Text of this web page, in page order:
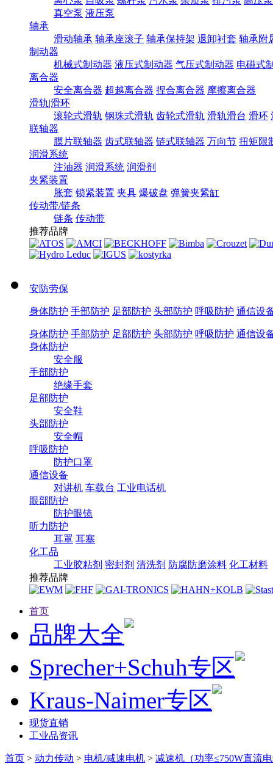
真空泵 液压泵
轴承
滑动轴承 轴承座滚子 轴承保持架 退卸衬套 轴承附
制动器
机械式制动器 液压式制动器 气压式制动器 电磁式
离合器
安全离合器 超越离合器 捏合离合器 摩擦离合器
滑轨|滑环
滚轮式滑轨 钢珠式滑轨 齿轮式滑轨 滑轨滑台 滑环
联轴器
膜片联轴器 齿式联轴器 链式联轴器 万向节 扭矩限
润滑系统
注油器 润滑系统 润滑剂
夹紧装置
胀套 锁紧装置 夹具 爆破盘 弹簧夹紧缸
传动带/链条
链条 传动带
推荐品牌
安防劳保
身体防护 手部防护 足部防护 头部防护 呼吸防护 通信设
身体防护 手部防护 足部防护 头部防护 呼吸防护 通信设
身体防护
安全服
手部防护
绝缘手套
足部防护
安全鞋
头部防护
安全帽
呼吸防护
防护口罩
通信设备
对讲机 车载台 工业电话机
眼部防护
防护眼镜
听力防护
耳罩 耳塞
化工品
工业胶粘剂 密封剂 清洗剂 防腐防磨涂料 化工材料
推荐品牌
首页
品牌大全
Sprecher+Schuh专区
Kraus-Naimer专区
现货直销
工业品资讯
首页 > 动力传动 > 电机/减速电机 > 减速机（功率≤750W直流